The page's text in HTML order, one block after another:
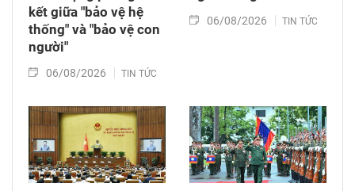
kết giữa "bảo vệ hệ
thống" và "bảo vệ con
người"
06/08/2026 TIN TỨC
06/08/2026 TIN TỨC